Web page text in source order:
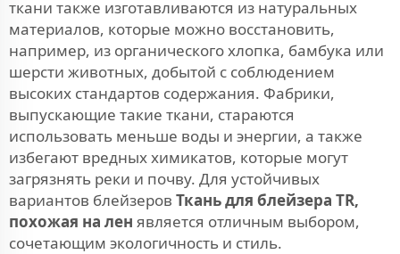
ткани также изготавливаются из натуральных
материалов, которые можно восстановить,
например, из органического хлопка, бамбука или
шерсти животных, добытой с соблюдением
высоких стандартов содержания. Фабрики,
выпускающие такие ткани, стараются
использовать меньше воды и энергии, а также
избегают вредных химикатов, которые могут
загрязнять реки и почву. Для устойчивых
вариантов блейзеров Ткань для блейзера TR,
похожая на лен является отличным выбором,
сочетающим экологичность и стиль.